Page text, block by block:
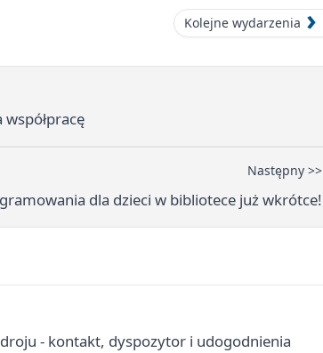
Kolejne wydarzenia
Następny >>
dla dzieci w bibliotece już wkrótce!
- kontakt, dyspozytor i udogodnienia